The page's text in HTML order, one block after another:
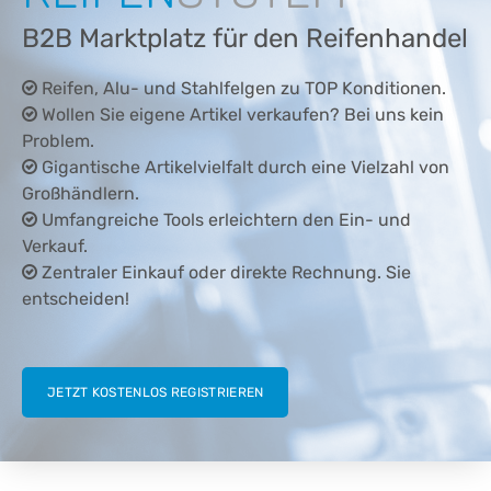
B2B Marktplatz für den Reifenhandel
Reifen, Alu- und Stahlfelgen zu TOP Konditionen.
Wollen Sie eigene Artikel verkaufen? Bei uns kein
Problem.
Gigantische Artikelvielfalt durch eine Vielzahl von
Großhändlern.
Umfangreiche Tools erleichtern den Ein- und
Verkauf.
Zentraler Einkauf oder direkte Rechnung. Sie
entscheiden!
JETZT KOSTENLOS REGISTRIEREN